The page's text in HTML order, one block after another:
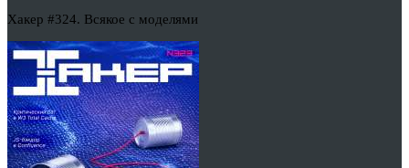
Хакер #324. Всякое с моделями